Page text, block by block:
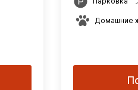
Домашние